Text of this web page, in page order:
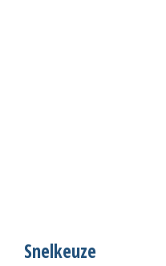
Snelkeuze
S